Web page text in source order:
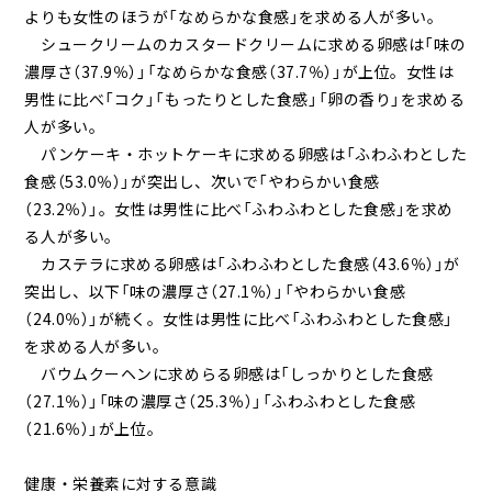
よりも女性のほうが「なめらかな食感」を求める人が多い。
シュークリームのカスタードクリームに求める卵感は「味の
濃厚さ（37.9％）」「なめらかな食感（37.7％）」が上位。女性は
男性に比べ「コク」「もったりとした食感」「卵の香り」を求める
人が多い。
パンケーキ・ホットケーキに求める卵感は「ふわふわとした
食感（53.0％）」が突出し、次いで「やわらかい食感
（23.2％）」。女性は男性に比べ「ふわふわとした食感」を求め
る人が多い。
カステラに求める卵感は「ふわふわとした食感（43.6％）」が
突出し、以下「味の濃厚さ（27.1％）」「やわらかい食感
（24.0％）」が続く。女性は男性に比べ「ふわふわとした食感」
を求める人が多い。
バウムクーヘンに求めらる卵感は「しっかりとした食感
（27.1％）」「味の濃厚さ（25.3％）」「ふわふわとした食感
（21.6％）」が上位。
健康・栄養素に対する意識